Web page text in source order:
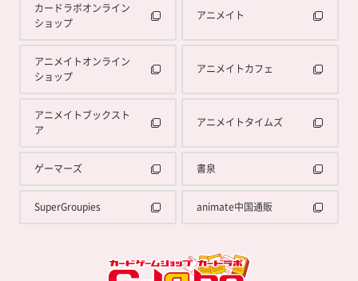
カードラボオンライン
ショップ
アニメイト
アニメイトオンライン
ショップ
アニメイトカフェ
アニメイトブックスト
ア
アニメイトタイムズ
ゲーマーズ 書泉
SuperGroupies animate中国通販